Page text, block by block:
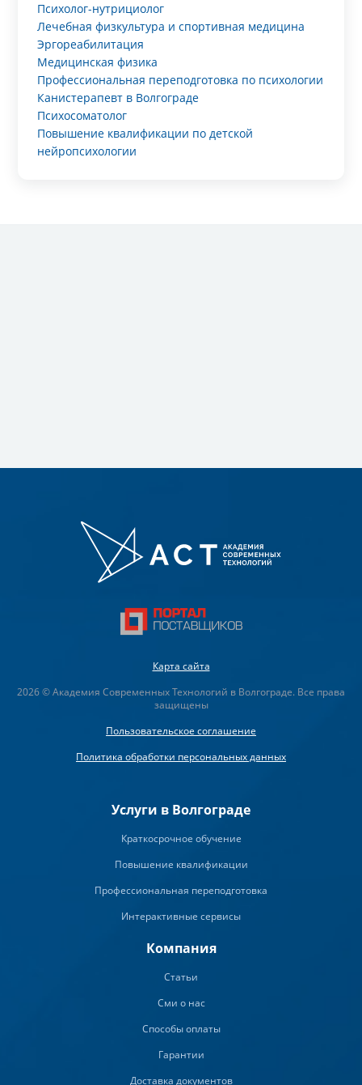
Психолог-нутрициолог
Лечебная физкультура и спортивная медицина
Эргореабилитация
Медицинская физика
Профессиональная переподготовка по психологии
Канистерапевт в Волгограде
Психосоматолог
Повышение квалификации по детской
нейропсихологии
Карта сайта
2026 © Академия Современных Технологий в Волгограде. Все права
защищены
Пользовательское соглашение
Политика обработки персональных данных
Услуги в Волгограде
Краткосрочное обучение
Повышение квалификации
Профессиональная переподготовка
Интерактивные сервисы
Компания
Статьи
Сми о нас
Способы оплаты
Гарантии
Доставка документов